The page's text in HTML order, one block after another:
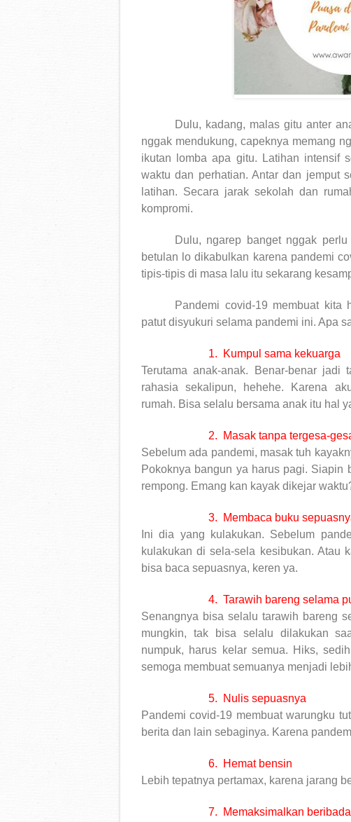
Dulu, kadang, malas gitu anter
nggak mendukung, capeknya memang
ikutan lomba apa gitu. Latihan intensif
waktu dan perhatian. Antar dan jemput
latihan. Secara jarak sekolah dan
kompromi.
Dulu, ngarep banget nggak
betulan lo dikabulkan karena pandemi
tipis-tipis di masa lalu itu sekarang
Pandemi covid-19 membuat
patut disyukuri selama pandemi ini. Apa
1.
Kumpul sama kekuarga
Terutama anak-anak. Benar-benar
rahasia sekalipun, hehehe. Karena
rumah. Bisa selalu bersama anak itu hal
2.
Masak tanpa tergesa-
Sebelum ada pandemi, masak tuh
Pokoknya bangun ya harus pagi.
rempong. Emang kan kayak dikejar
3.
Membaca buku
Ini dia yang kulakukan. Sebelum
kulakukan di sela-sela kesibukan. Atau
bisa baca sepuasnya, keren ya.
4. Tarawih bareng selama
Senangnya bisa selalu tarawih bareng
mungkin, tak bisa selalu dilakukan
numpuk, harus kelar semua. Hiks,
semoga membuat semuanya menjadi
5.
Nulis sepuasnya
Pandemi covid-19 membuat warungku
berita dan lain sebaginya. Karena
6.
Hemat bensin
Lebih tepatnya pertamax, karena jarang
7.
Memaksimalkan